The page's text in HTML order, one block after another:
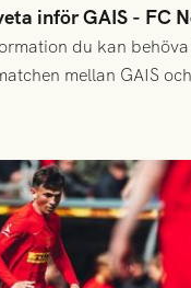
inför GAIS - FC
du kan
mellan GAIS
League! Avspark kl